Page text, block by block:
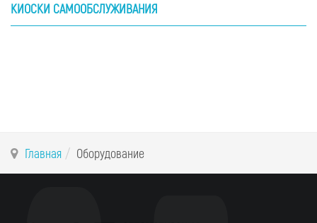
КИОСКИ САМООБСЛУЖИВАНИЯ
Главная Оборудование